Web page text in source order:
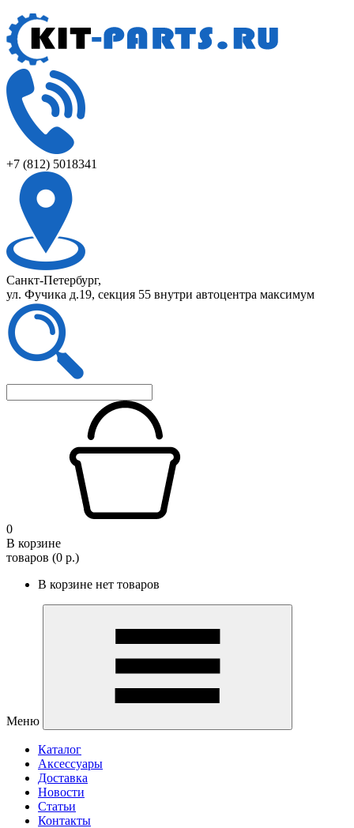
+7 (812) 5018341
Санкт-Петербург,
ул. Фучика д.19, секция 55 внутри автоцентра максимум
0
В корзине
товаров (0 р.)
В корзине нет товаров
Меню
Каталог
Аксессуары
Доставка
Новости
Статьи
Контакты